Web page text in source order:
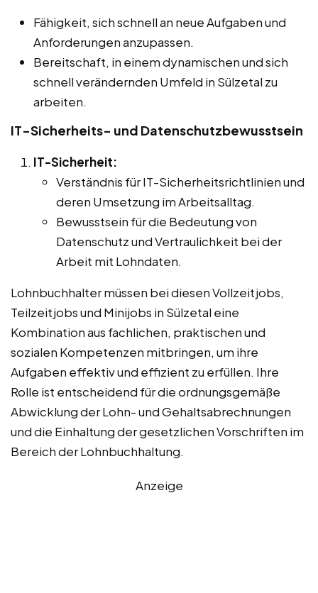
Fähigkeit, sich schnell an neue Aufgaben und
Anforderungen anzupassen.
Bereitschaft, in einem dynamischen und sich
schnell verändernden Umfeld in Sülzetal zu
arbeiten.
IT-Sicherheits- und Datenschutzbewusstsein
IT-Sicherheit:
Verständnis für IT-Sicherheitsrichtlinien und
deren Umsetzung im Arbeitsalltag.
Bewusstsein für die Bedeutung von
Datenschutz und Vertraulichkeit bei der
Arbeit mit Lohndaten.
Lohnbuchhalter müssen bei diesen Vollzeitjobs,
Teilzeitjobs und Minijobs in Sülzetal eine
Kombination aus fachlichen, praktischen und
sozialen Kompetenzen mitbringen, um ihre
Aufgaben effektiv und effizient zu erfüllen. Ihre
Rolle ist entscheidend für die ordnungsgemäße
Abwicklung der Lohn- und Gehaltsabrechnungen
und die Einhaltung der gesetzlichen Vorschriften im
Bereich der Lohnbuchhaltung.
Anzeige